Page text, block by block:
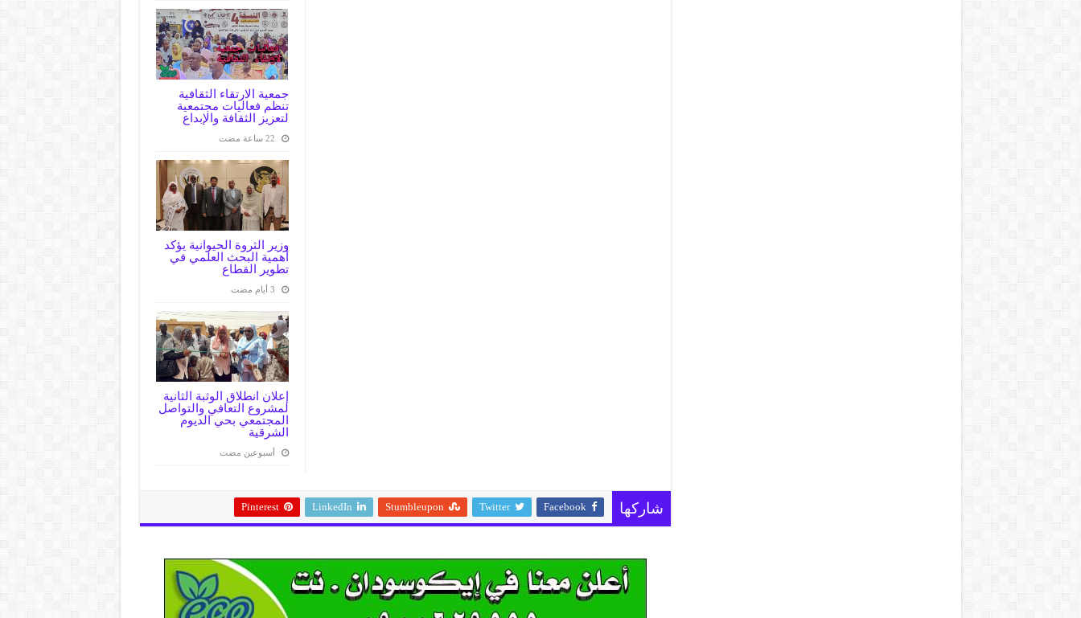
جمعية الارتقاء الثقافية
تنظم فعاليات مجتمعية
لتعزيز الثقافة والإبداع
وزير الثروة الحيوانية يؤكد
أهمية البحث العلمي في
تطوير القطاع
إعلان انطلاق الوثبة الثانية
لمشروع التعافي والتواصل
المجتمعي بحي الديوم
الشرقية
‏أسبوعين مضت
شاركها Facebook
Twitter
Stumbleupon
LinkedIn
Pinterest